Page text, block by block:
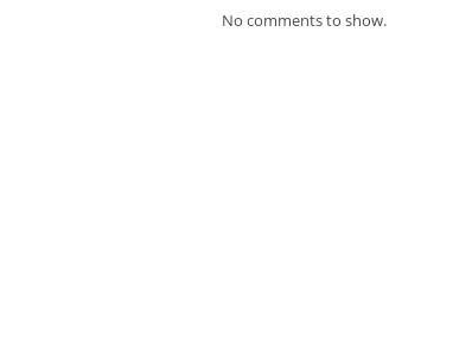
No comments to show.